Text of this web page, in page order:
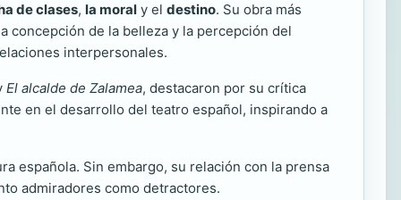
de clases, la moral y el destino. Su obra más
concepción de la belleza y la percepción del
interpersonales.
El alcalde de Zalamea, destacaron por su crítica
en el desarrollo del teatro español, inspirando a
española. Sin embargo, su relación con la prensa
admiradores como detractores.